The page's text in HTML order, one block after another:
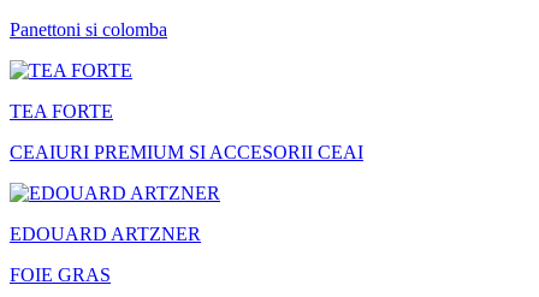
Panettoni si colomba
TEA FORTE
CEAIURI PREMIUM SI ACCESORII CEAI
EDOUARD ARTZNER
FOIE GRAS